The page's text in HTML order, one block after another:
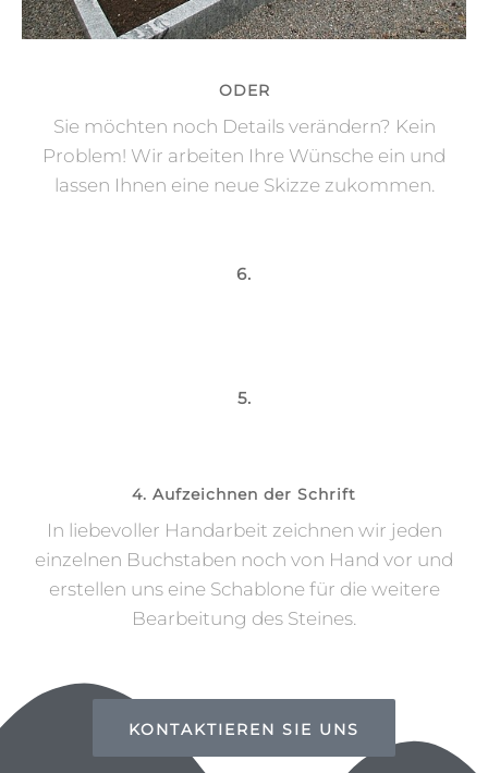
ODER
Sie möchten noch Details verändern? Kein
Problem! Wir arbeiten Ihre Wünsche ein und
lassen Ihnen eine neue Skizze zukommen.
6.
5.
4. Aufzeichnen der Schrift
In liebevoller Handarbeit zeichnen wir jeden
einzelnen Buchstaben noch von Hand vor und
erstellen uns eine Schablone für die weitere
Bearbeitung des Steines.
KONTAKTIEREN SIE UNS